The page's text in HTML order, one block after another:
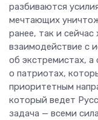
разбиваются
мечтающих
ранее, так и
взаимодействие с
об экстремистах,
о патриотах,
приоритетным
который ведет
задача — всеми